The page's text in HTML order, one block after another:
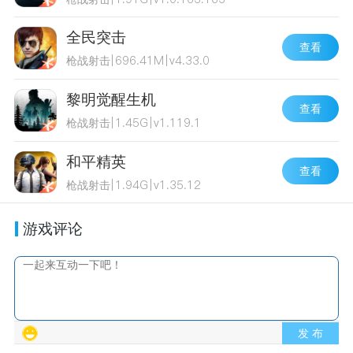
全民突击
枪战射击 696.41M v4.33.0
查看
黎明觉醒生机
枪战射击 1.45G v1.119.1
查看
和平精英
枪战射击 1.94G v1.35.12
查看
游戏评论
发 布